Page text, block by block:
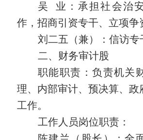
吴
业：承担社会治
作，招商引资专干、立项争
刘二五（兼）：信访专
二、财务审计股
职能职责：负责机关
理、内部审计、预决算、政
工作。
工作人员岗位职责：